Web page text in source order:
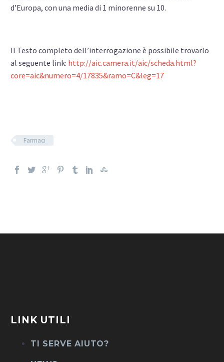
d’Europa, con una media di 1 minorenne su 10.
Il Testo completo dell’interrogazione è possibile trovarlo
al seguente link: http://aic.camera.it/aic/scheda.html?
core=aic&numero=4/17835&ramo=C&leg=17
Farmaci
LINK UTILI
TI SERVE AIUTO?